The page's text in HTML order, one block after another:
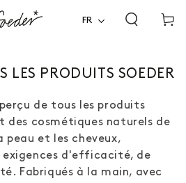
FR
LES PRODUITS SOEDER
de tous les produits
des cosmétiques naturels de
et les cheveux,
exigences d'efficacité, de
Fabriqués à la main, avec